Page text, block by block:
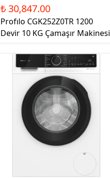
₺ 30,847.00
Profılo CGK252Z0TR 1200
Devir 10 KG Çamaşır Makinesi